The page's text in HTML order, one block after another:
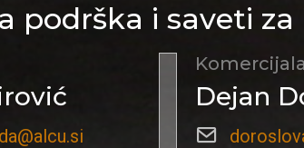
podrška i saveti
Komercijala
Dejan